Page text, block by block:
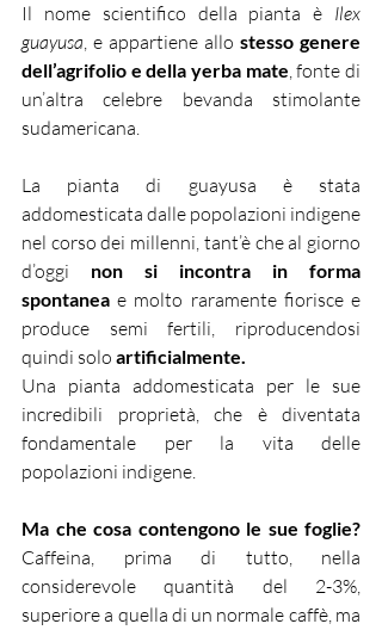
Il nome scientifico della pianta è Ilex
guayusa, e appartiene allo stesso genere
dell’agrifolio e della yerba mate, fonte di
un’altra celebre bevanda stimolante
sudamericana.
La pianta di guayusa è stata
addomesticata dalle popolazioni indigene
nel corso dei millenni, tant’è che al giorno
d’oggi non si incontra in forma
spontanea e molto raramente fiorisce e
produce semi fertili, riproducendosi
quindi solo artificialmente.
Una pianta addomesticata per le sue
incredibili proprietà, che è diventata
fondamentale per la vita delle
popolazioni indigene.
Caffeina, prima di tutto, nella
considerevole quantità del 2-3%,
superiore a quella di un normale caffè, ma